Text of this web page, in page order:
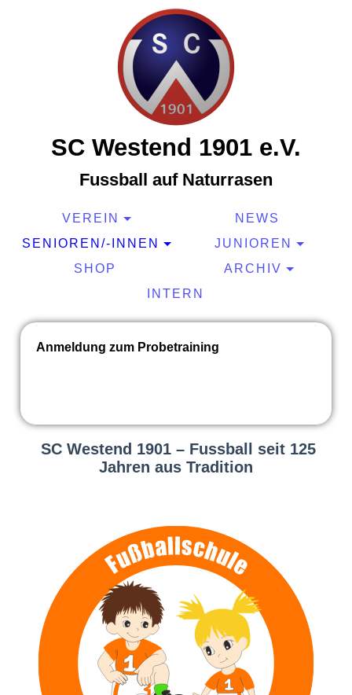
SC Westend 1901 e.V.
Fussball auf Naturrasen
VEREIN
NEWS
SENIOREN/-INNEN
JUNIOREN
SHOP
ARCHIV
INTERN
Anmeldung zum Probetraining
SC Westend 1901 – Fussball seit 125
Jahren aus Tradition